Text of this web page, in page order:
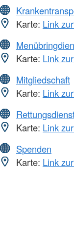
Karte: Link
Karte: Link
Mitgliedschaft
Karte: Link
Karte: Link
Spenden
Karte: Link